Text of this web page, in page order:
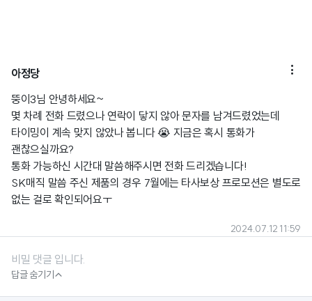
아정당 
뚱이3님 안녕하세요~
몇 차례 전화 드렸으나 연락이 닿지 않아 문자를 남겨드렸었는데
타이밍이 계속 맞지 않았나 봅니다 😭 지금은 혹시 통화가
괜찮으실까요?
통화 가능하신 시간대 말씀해주시면 전화 드리겠습니다!
SK매직 말씀 주신 제품의 경우 7월에는 타사보상 프로모션은 별도로
없는 걸로 확인되어요ㅜ
2024.07.12 11:59
비밀 댓글 입니다.
답글 숨기기